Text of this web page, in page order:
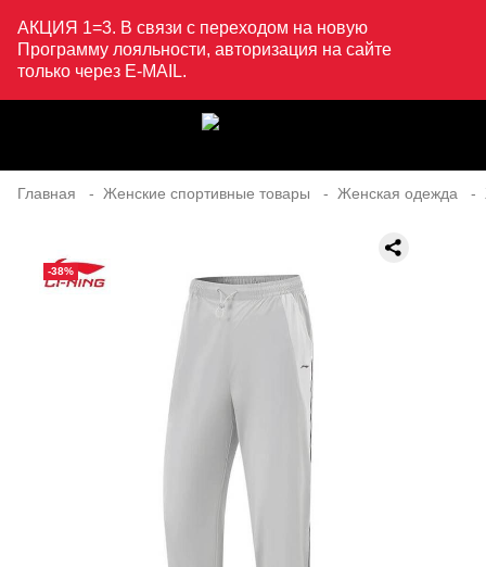
АКЦИЯ 1=3. В связи с переходом на новую
Программу лояльности, авторизация на сайте
только через E-MAIL.
Главная Женские спортивные товары Женская одежда
-38%